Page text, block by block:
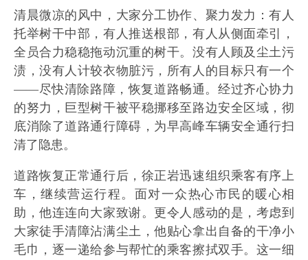
清晨微凉的风中，大家分工协作、聚力发力：有人
托举树干中部，有人推送根部，有人从侧面牵引，
全员合力稳稳拖动沉重的树干。没有人顾及尘土污
渍，没有人计较衣物脏污，所有人的目标只有一个
——尽快清除路障，恢复道路畅通。经过齐心协力
的努力，巨型树干被平稳挪移至路边安全区域，彻
底消除了道路通行障碍，为早高峰车辆安全通行扫
清了隐患。
道路恢复正常通行后，徐正岩迅速组织乘客有序上
车，继续营运行程。面对一众热心市民的暖心相
助，他连连向大家致谢。更令人感动的是，考虑到
大家徒手清障沾满尘土，他贴心拿出自备的干净小
毛巾，逐一递给参与帮忙的乘客擦拭双手。这一细